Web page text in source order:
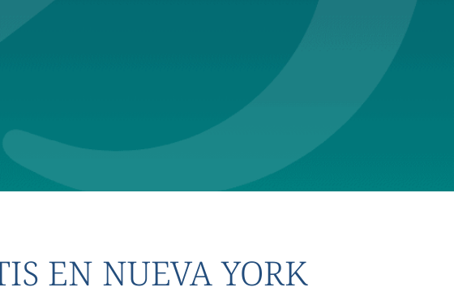
EN NUEVA YORK